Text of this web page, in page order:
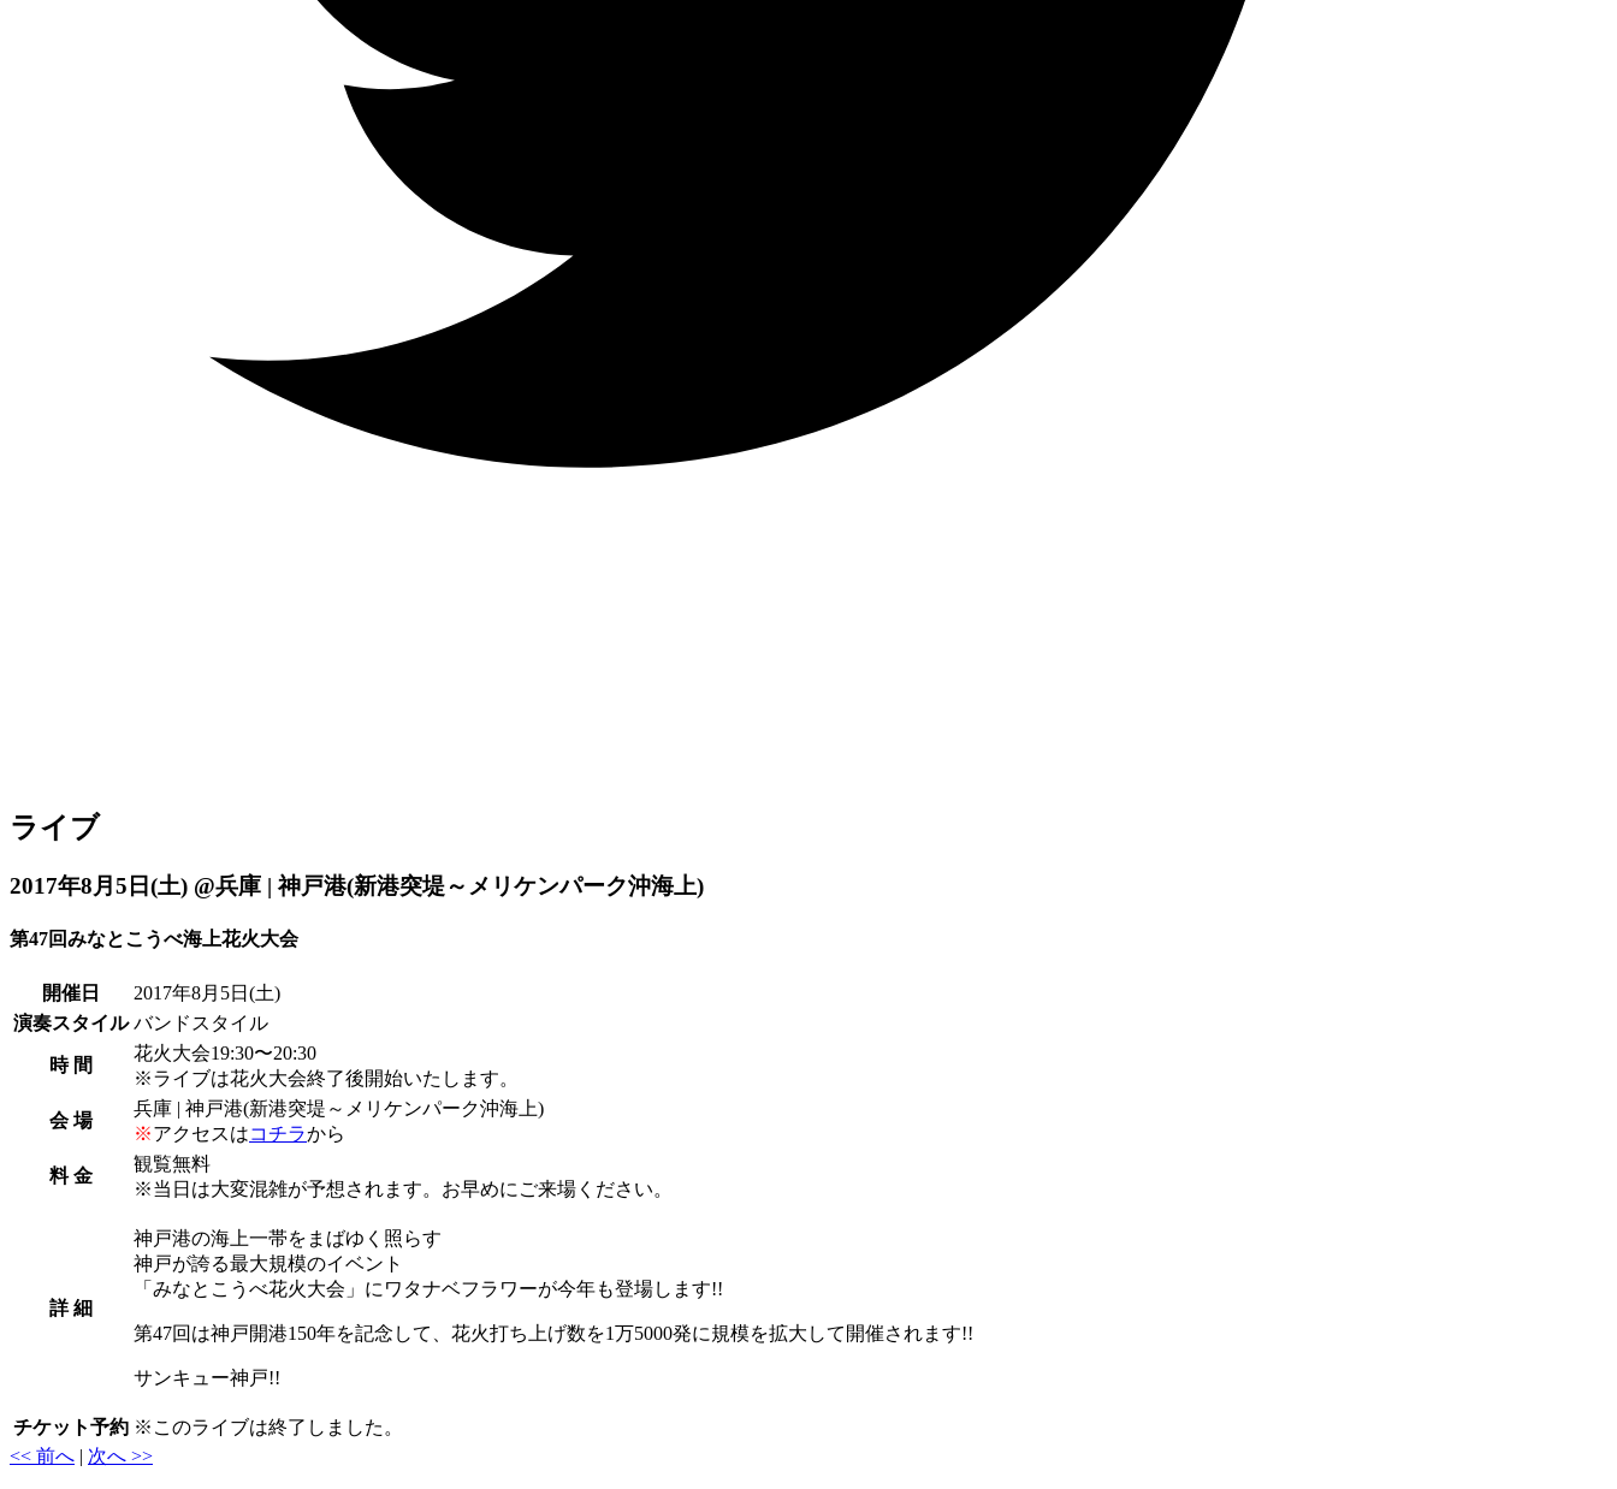
ライブ
2017年8月5日(土) @兵庫 | 神戸港(新港突堤～メリケンパーク沖海上)
第47回みなとこうべ海上花火大会
開催日 2017年8月5日 (土)
演奏スタイル バンドスタイル
時 間
花火大会19:30〜20:30
※ライブは花火大会終了後開始いたします。
会 場
兵庫 | 神戸港(新港突堤～メリケンパーク沖海上)
※アクセスはコチラから
料 金
観覧無料
※当日は大変混雑が予想されます。お早めにご来場ください。
詳 細
神戸港の海上一帯をまばゆく照らす
神戸が誇る最大規模のイベント
「みなとこうべ花火大会」にワタナベフラワーが今年も登場します!!
第47回は神戸開港150年を記念して、花火打ち上げ数を1万5000発に規模を拡大して開催されます!!
サンキュー神戸!!
チケット予約 ※ このライブは終了しました。
<< 前へ | 次へ >>